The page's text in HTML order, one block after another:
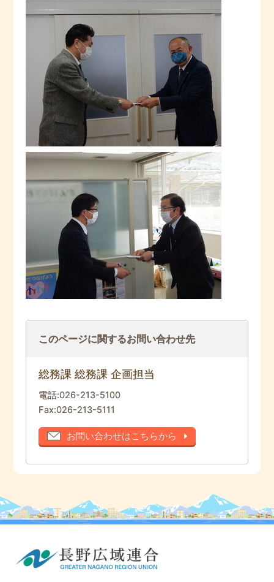
このページに関するお問い合わせ先
総務課 総務課 企画担当
電話:026-213-5100
Fax:026-213-5111
お問い合わせはこちらから